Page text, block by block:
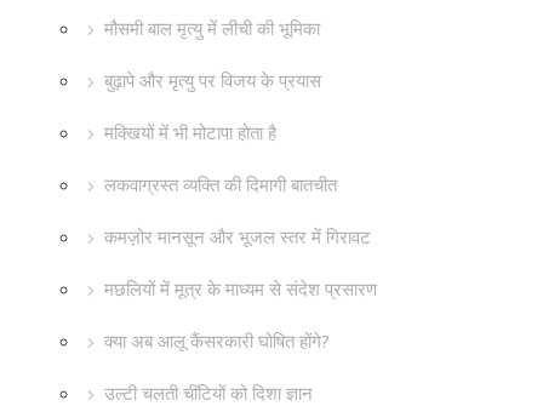
मौसमी बाल मृत्यु में लीची की भूमिका
बुढ़ापे और मृत्यु पर विजय के प्रयास
मक्खियों में भी मोटापा होता है
लकवाग्रस्त व्यक्ति की दिमागी बातचीत
कमज़ोर मानसून और भूजल स्तर में गिरावट
मछलियों में मूत्र के माध्यम से संदेश प्रसारण
क्या अब आलू कैंसरकारी घोषित होंगे?
उल्टी चलती चींटियों को दिशा ज्ञान